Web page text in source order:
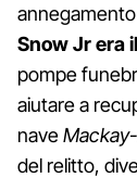
Snow Jr era
pompe
aiutare a
nave
del relitto,